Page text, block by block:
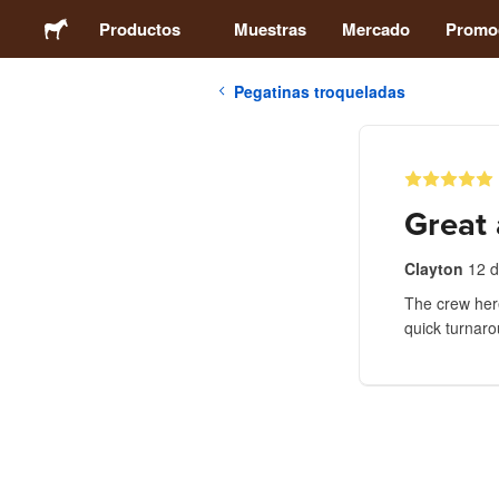
Productos Muestras Mercado
Pegatinas troqueladas
Great
Clayton 12
The crew
quick